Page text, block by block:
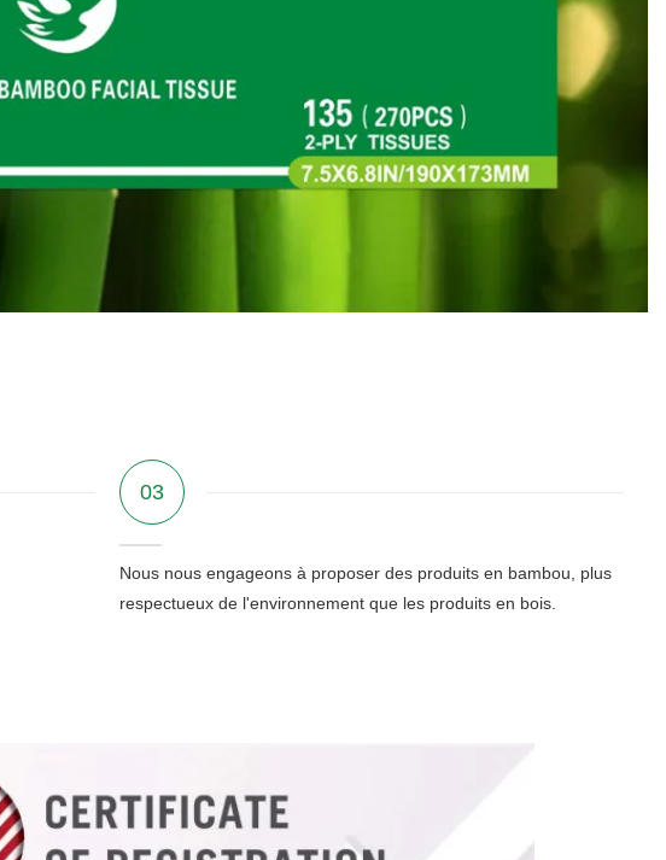
03
Nous nous engageons à proposer des produits en bambou, plus
respectueux de l'environnement que les produits en bois.